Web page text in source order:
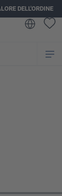
DELL'ORDINE